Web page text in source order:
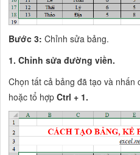
Bước 3: Chỉnh sửa bảng.
1. Chỉnh sửa đường viền.
Chọn tất cả bảng đã tạo và nhấn
hoặc tổ hợpCtrl + 1.